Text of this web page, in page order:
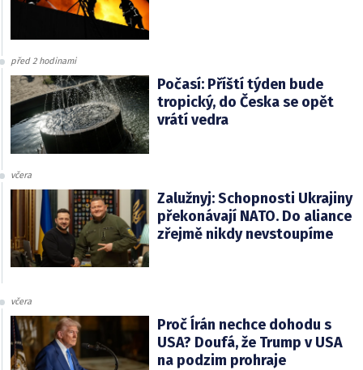
před 2 hodinami
Počasí: Příští týden bude
tropický, do Česka se opět
vrátí vedra
včera
Zalužnyj: Schopnosti Ukrajiny
překonávají NATO. Do aliance
zřejmě nikdy nevstoupíme
včera
Proč Írán nechce dohodu s
USA? Doufá, že Trump v USA
na podzim prohraje